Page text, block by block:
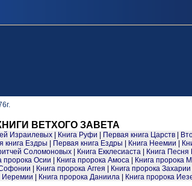
ВЕТХОГО ЗАВЕТА
Израилевых Книга Руфи Первая книга Царств
книга Ездры Первая книга Ездры Книга Неемии
Соломоновых| Книга Екклесиаста| Книга
пророка Осии Книга пророка Амоса Книга пророка
Книга пророка Аггея Книга пророка Захарии
Иеремии Книга пророка Даниила Книга пророка